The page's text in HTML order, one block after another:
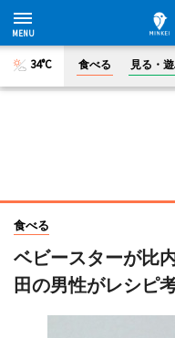
34°C 食べる 見る・
食べる
ベビースターが比
田の男性がレシピ